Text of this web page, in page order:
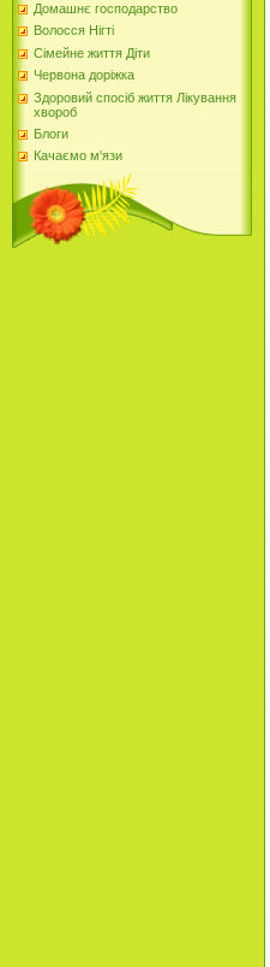
Домашнє господарство
Волосся Нігті
Сімейне життя Діти
Червона доріжка
Здоровий спосіб життя Лікування
хвороб
Блоги
Качаємо м'язи